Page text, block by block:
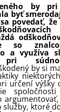
by
byť
povedať,
so
a využíva
pri
by si
určení výšky
služby, ktoré